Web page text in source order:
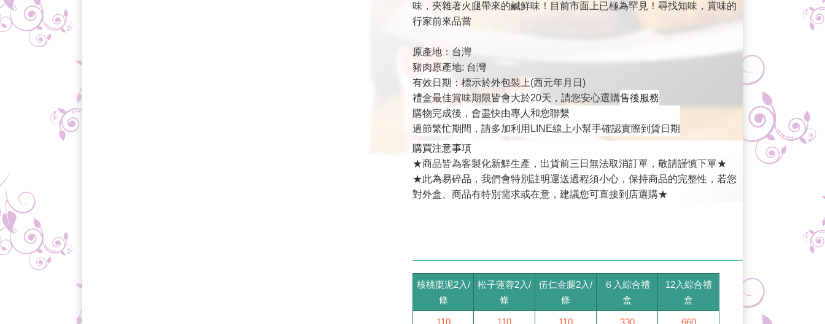
味，夾雜著火腿帶來的鹹鮮味！目前市面上已極為罕見！尋找知味，賞味的
行家前來品嘗
原產地：台灣
豬肉原產地: 台灣
有效日期：標示於外包裝上(西元年月日)
禮盒最佳賞味期限皆會大於20天，請您安心選購售後服務
購物完成後，會盡快由專人和您聯繫
過節繁忙期間，請多加利用LINE線上小幫手確認實際到貨日期
購買注意事項
★商品皆為客製化新鮮生產，出貨前三日無法取消訂單，敬請謹慎下單★
★此為易碎品，我們會特別註明運送過程須小心，保持商品的完整性，若您
對外盒、商品有特別需求或在意，建議您可直接到店選購★
核桃棗泥2入/
條
松子蓮蓉2入/
條
伍仁金腿2入/
條
６入綜合禮
盒
12入綜合禮
盒